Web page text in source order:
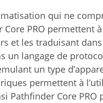
qui ne
PRO permettent
et les traduisant
un langage de
un type
permettent à
Pathfinder Core